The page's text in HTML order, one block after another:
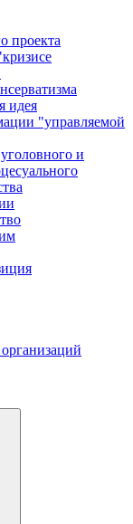
проекта
идея
"управляемой
и